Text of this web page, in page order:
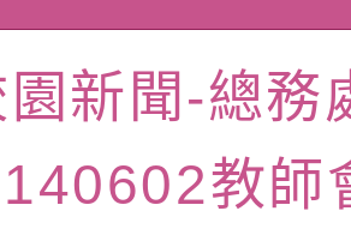
素養講師名單
內容與教學軟
赴陸應申請許可
濟部水利署委託
新聞-總務
教師